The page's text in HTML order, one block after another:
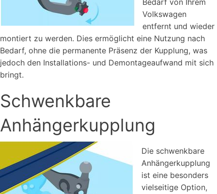
Bedarf von Ihrem
Volkswagen
entfernt und wieder
montiert zu werden. Dies ermöglicht eine Nutzung nach
Bedarf, ohne die permanente Präsenz der Kupplung, was
jedoch den Installations- und Demontageaufwand mit sich
bringt.
Schwenkbare
Anhängerkupplung
Die schwenkbare
Anhängerkupplung
ist eine besonders
vielseitige Option,